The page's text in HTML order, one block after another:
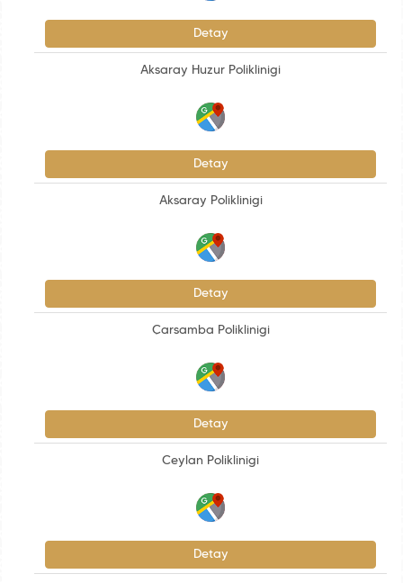
Detay
Aksaray Huzur Poliklinigi
Detay
Aksaray Poliklinigi
Detay
Çarsamba Poliklinigi
Detay
Ceylan Poliklinigi
Detay